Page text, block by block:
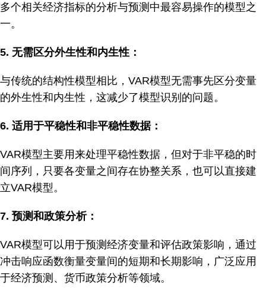
多个相关经济指标的分析与预测中最容易操作的模型之
一。
5. 无需区分外生性和内生性：
与传统的结构性模型相比，VAR模型无需事先区分变量
的外生性和内生性，这减少了模型识别的问题。
6. 适用于平稳性和非平稳性数据：
VAR模型主要用来处理平稳性数据，但对于非平稳的时
间序列，只要各变量之间存在协整关系，也可以直接建
立VAR模型。
7. 预测和政策分析：
VAR模型可以用于预测经济变量和评估政策影响，通过
冲击响应函数衡量变量间的短期和长期影响，广泛应用
于经济预测、货币政策分析等领域。